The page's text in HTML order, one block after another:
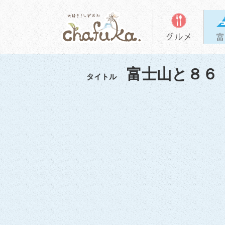
タイトル 富士山と８６